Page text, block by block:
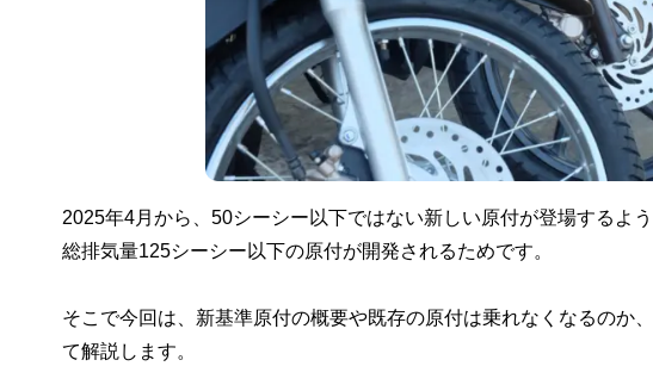
2025年4月から、50シーシー以下ではない新しい原付が登場するよ
総排気量125シーシー以下の原付が開発されるためです。
そこで今回は、新基準原付の概要や既存の原付は乗れなくなるのか
て解説します。